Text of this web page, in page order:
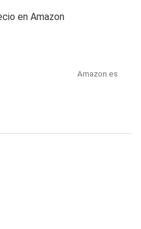
en Amazon
Amazon.es